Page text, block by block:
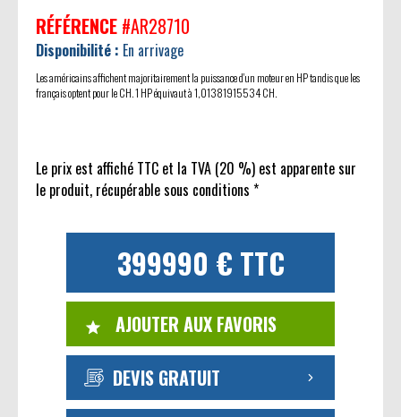
RÉFÉRENCE #AR28710
Disponibilité : En arrivage
Les américains affichent majoritairement la puissance d'un moteur en HP tandis que les
français optent pour le CH. 1 HP équivaut à 1,01381915534 CH.
Le prix est affiché TTC et la TVA (20 %) est apparente sur
le produit, récupérable sous conditions *
399990 € TTC
AJOUTER AUX FAVORIS
DEVIS GRATUIT